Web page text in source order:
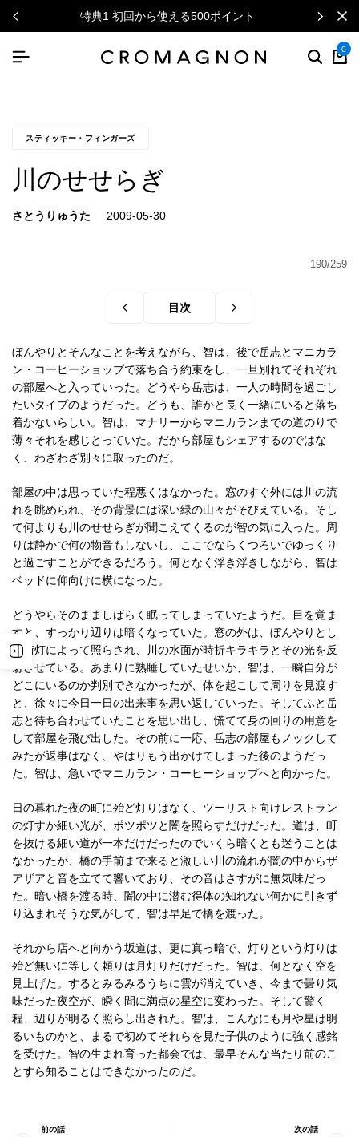
特典1 初回から使える500ポイント
0
スティッキー・フィンガーズ
川のせせらぎ
さとうりゅうた
190/259
目次
ぼんやりとそんなことを考えながら、智は、後で岳志とマニカラ
ン・コーヒーショップで落ち合う約束をし、一旦別れてそれぞれ
の部屋へと入っていった。どうやら岳志は、一人の時間を過ごし
たいタイプのようだった。どうも、誰かと長く一緒にいると落ち
着かないらしい。智は、マナリーからマニカランまでの道のりで
薄々それを感じとっていた。だから部屋もシェアするのではな
く、わざわざ別々に取ったのだ。
部屋の中は思っていた程悪くはなかった。窓のすぐ外には川の流
れを眺められ、その背景には深い緑の山々がそびえている。そし
て何よりも川のせせらぎが聞こえてくるのが智の気に入った。周
りは静かで何の物音もしないし、ここでならくつろいでゆっくり
と過ごすことができるだろう。何となく浮き浮きしながら、智は
ベッドに仰向けに横になった。
どうやらそのまましばらく眠ってしまっていたようだ。目を覚ま
すと、すっかり辺りは暗くなっていた。窓の外は、ぼんやりとし
た街灯によって照らされ、川の水面が時折キラキラとその光を反
射させている。あまりに熟睡していたせいか、智は、一瞬自分が
どこにいるのか判別できなかったが、体を起こして周りを見渡す
と、徐々に今日一日の出来事を思い返していった。そしてふと岳
志と待ち合わせていたことを思い出し、慌てて身の回りの用意を
して部屋を飛び出した。その前に一応、岳志の部屋もノックして
みたが返事はなく、やはりもう出かけてしまった後のようだっ
た。智は、急いでマニカラン・コーヒーショップへと向かった。
日の暮れた夜の町に殆ど灯りはなく、ツーリスト向けレストラン
の灯すか細い光が、ポツポツと闇を照らすだけだった。道は、町
を抜ける細い道が一本だけだったのでいくら暗くとも迷うことは
なかったが、橋の手前まで来ると激しい川の流れが闇の中からザ
アザアと音を立てて響いており、その音はさすがに無気味だっ
た。暗い橋を渡る時、闇の中に潜む得体の知れない何かに引きず
り込まれそうな気がして、智は早足で橋を渡った。
それから店へと向かう坂道は、更に真っ暗で、灯りという灯りは
殆ど無いに等しく頼りは月灯りだけだった。智は、何となく空を
見上げた。するとみるみるうちに雲が消えていき、今まで曇り気
味だった夜空が、瞬く間に満点の星空に変わった。そして驚く
程、辺りが明るく照らし出された。智は、こんなにも月や星は明
るいものかと、まるで初めてそれらを見た子供のように強く感銘
を受けた。智の生まれ育った都会では、最早そんな当たり前のこ
とすら知ることはできなかったのだ。
前の話 次の話